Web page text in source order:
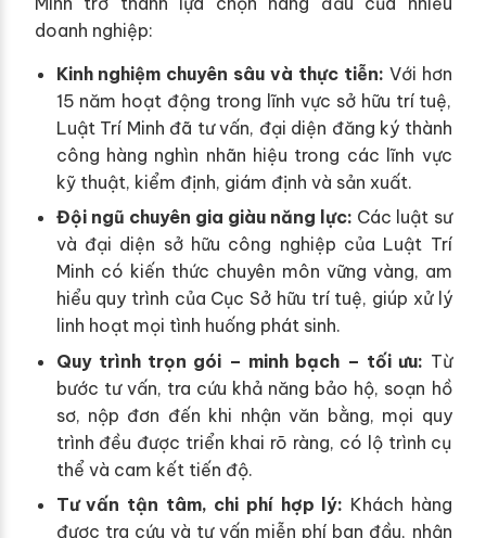
doanh nghiệp:
Kinh nghiệm chuyên sâu và thực tiễn: Với hơn
15 năm hoạt động trong lĩnh vực sở hữu trí tuệ,
Luật Trí Minh đã tư vấn, đại diện đăng ký thành
công hàng nghìn nhãn hiệu trong các lĩnh vực
kỹ thuật, kiểm định, giám định và sản xuất.
Đội ngũ chuyên gia giàu năng lực: Các luật sư
và đại diện sở hữu công nghiệp của Luật Trí
Minh có kiến thức chuyên môn vững vàng, am
hiểu quy trình của Cục Sở hữu trí tuệ, giúp xử lý
linh hoạt mọi tình huống phát sinh.
Quy trình trọn gói – minh bạch – tối ưu: Từ
bước tư vấn, tra cứu khả năng bảo hộ, soạn hồ
sơ, nộp đơn đến khi nhận văn bằng, mọi quy
trình đều được triển khai rõ ràng, có lộ trình cụ
thể và cam kết tiến độ.
Tư vấn tận tâm, chi phí hợp lý: Khách hàng
được tra cứu và tư vấn miễn phí ban đầu, nhận